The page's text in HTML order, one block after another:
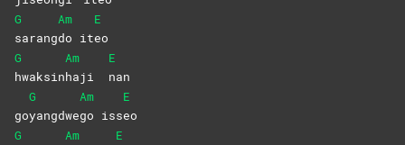
G
sarang
Am
do it
E
eo
G
hwaksin
Am
haji
E
nan
go
G
yangdwe
Am
go iss
E
eo
G
Am
E